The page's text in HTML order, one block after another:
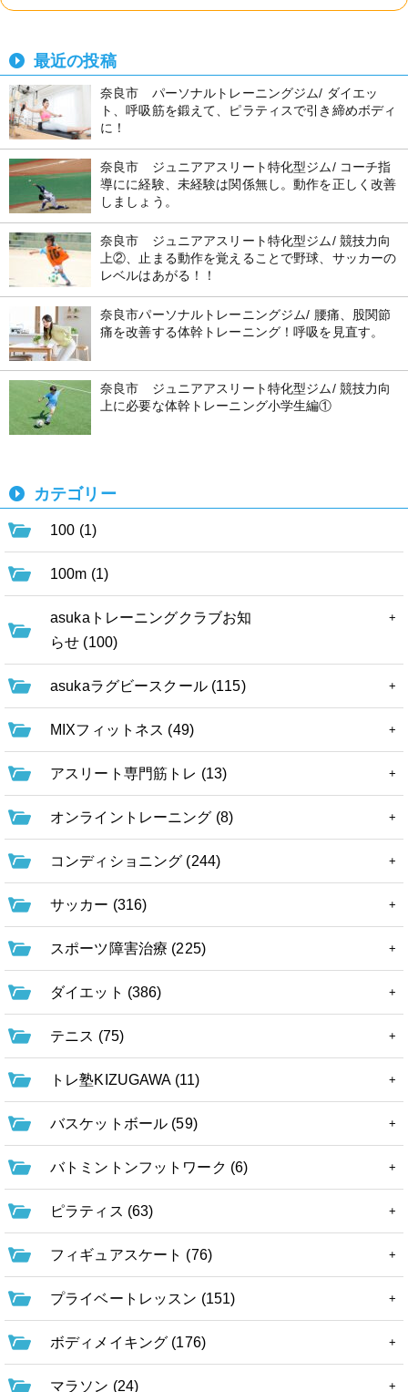
最近の投稿
奈良市 パーソナルトレーニングジム/ ダイエッ
ト、呼吸筋を鍛えて、ピラティスで引き締めボディ
に！
奈良市 ジュニアアスリート特化型ジム/ コーチ指
導にに経験、未経験は関係無し。動作を正しく改善
しましょう。
奈良市 ジュニアアスリート特化型ジム/ 競技力向
上②、止まる動作を覚えることで野球、サッカーの
レベルはあがる！！
奈良市パーソナルトレーニングジム/ 腰痛、股関節
痛を改善する体幹トレーニング！呼吸を見直す。
奈良市 ジュニアアスリート特化型ジム/ 競技力向
上に必要な体幹トレーニング小学生編①
カテゴリー
100 (1)
100m (1)
asukaトレーニングクラブお知
らせ (100)
asukaラグビースクール (115)
MIXフィットネス (49)
アスリート専門筋トレ (13)
オンライントレーニング (8)
コンディショニング (244)
サッカー (316)
スポーツ障害治療 (225)
ダイエット (386)
テニス (75)
トレ塾KIZUGAWA (11)
バスケットボール (59)
バトミントンフットワーク (6)
ピラティス (63)
フィギュアスケート (76)
プライベートレッスン (151)
ボディメイキング (176)
マラソン (24)